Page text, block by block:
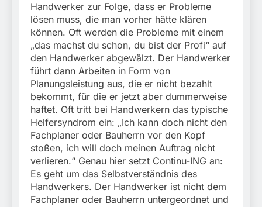
Handwerker zur Folge, dass er Probleme
lösen muss, die man vorher hätte klären
können. Oft werden die Probleme mit einem
„das machst du schon, du bist der Profi“ auf
den Handwerker abgewälzt. Der Handwerker
führt dann Arbeiten in Form von
Planungsleistung aus, die er nicht bezahlt
bekommt, für die er jetzt aber dummerweise
haftet. Oft tritt bei Handwerkern das typische
Helfersyndrom ein: „Ich kann doch nicht den
Fachplaner oder Bauherrn vor den Kopf
stoßen, ich will doch meinen Auftrag nicht
verlieren.“ Genau hier setzt Continu-ING an:
Es geht um das Selbstverständnis des
Handwerkers. Der Handwerker ist nicht dem
Fachplaner oder Bauherrn untergeordnet und